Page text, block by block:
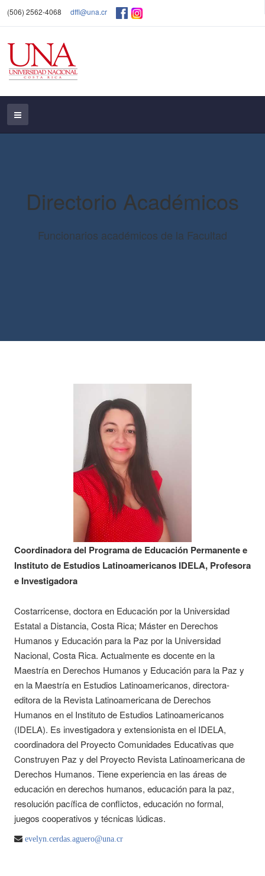
(506) 2562-4068 dffl@una.cr
Directorio Académicos
Funcionarios académicos de la Facultad
Coordinadora del Programa de Educación Permanente e
Instituto de Estudios Latinoamericanos IDELA, Profesora
e Investigadora
Costarricense, doctora en Educación por la Universidad
Estatal a Distancia, Costa Rica; Máster en Derechos
Humanos y Educación para la Paz por la Universidad
Nacional, Costa Rica. Actualmente es docente en la
Maestría en Derechos Humanos y Educación para la Paz y
en la Maestría en Estudios Latinoamericanos, directora-
editora de la Revista Latinoamericana de Derechos
Humanos en el Instituto de Estudios Latinoamericanos
(IDELA). Es investigadora y extensionista en el IDELA,
coordinadora del Proyecto Comunidades Educativas que
Construyen Paz y del Proyecto Revista Latinoamericana de
Derechos Humanos. Tiene experiencia en las áreas de
educación en derechos humanos, educación para la paz,
resolución pacífica de conflictos, educación no formal,
juegos cooperativos y técnicas lúdicas.
evelyn.cerdas.aguero@una.cr